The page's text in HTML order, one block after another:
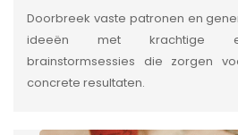
Doorbreek vaste patronen en
ideeën met krachtige
brainstormsessies die zorgen
concrete resultaten.